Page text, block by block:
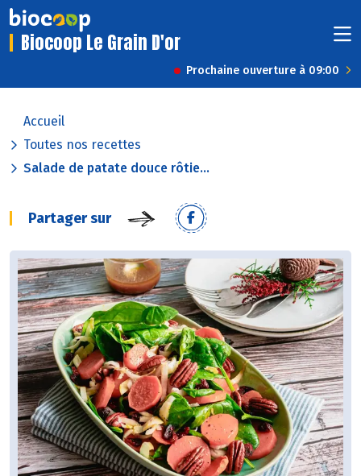
Biocoop Le Grain D'or
Prochaine ouverture à 09:00
Accueil
Toutes nos recettes
Salade de patate douce rôtie...
Partager sur